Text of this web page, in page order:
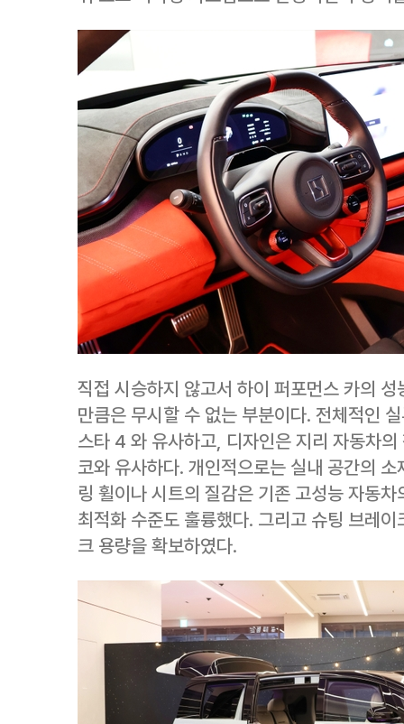
직접 시승하지 않고서 하이 퍼포먼스 카의
만큼은 무시할 수 없는 부분이다. 전체적인
스타 4 와 유사하고, 디자인은 지리 자동차
코와 유사하다. 개인적으로는 실내 공간의
링 휠이나 시트의 질감은 기존 고성능 자동
최적화 수준도 훌륭했다. 그리고 슈팅 브레
크 용량을 확보하였다.